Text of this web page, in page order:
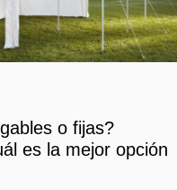
o fijas?
es la mejor opción